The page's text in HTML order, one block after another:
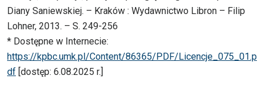
Diany Saniewskiej. – Kraków : Wydawnictwo Libron – Filip
Lohner, 2013. – S. 249-256
* Dostępne w Internecie:
https://kpbc.umk.pl/Content/86365/PDF/Licencje_075_01.p
df [dostęp: 6.08.2025 r.]